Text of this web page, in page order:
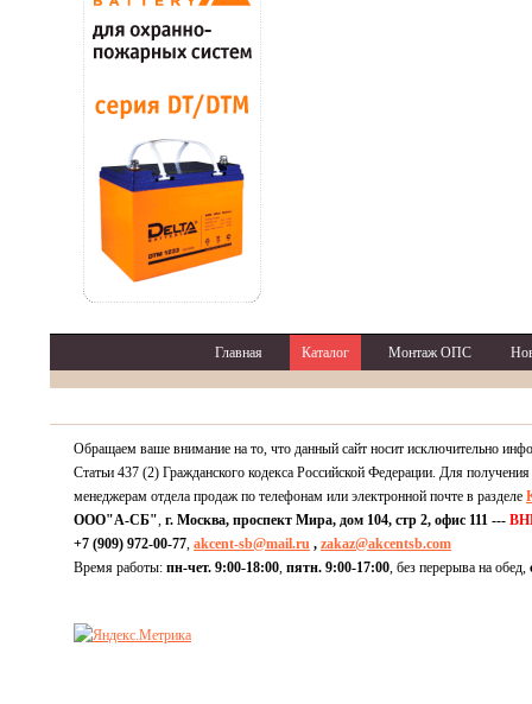
Главная Каталог Монтаж ОПС
Обращаем ваше внимание на то, что данный сайт носит исключительно
Статьи 437 (2) Гражданского кодекса Российской Федерации. Для
менеджерам отдела продаж по телефонам или электронной почте в разделе
ООО"А-СБ", г. Москва, проспект Мира, дом 104, стр 2, офис 111 ---
+7 (909) 972-00-77, akcent-sb@mail.ru , zakaz@akcentsb.com
Время работы: пн-чет. 9:00-18:00, пятн. 9:00-17:00, без перерыва на обед,